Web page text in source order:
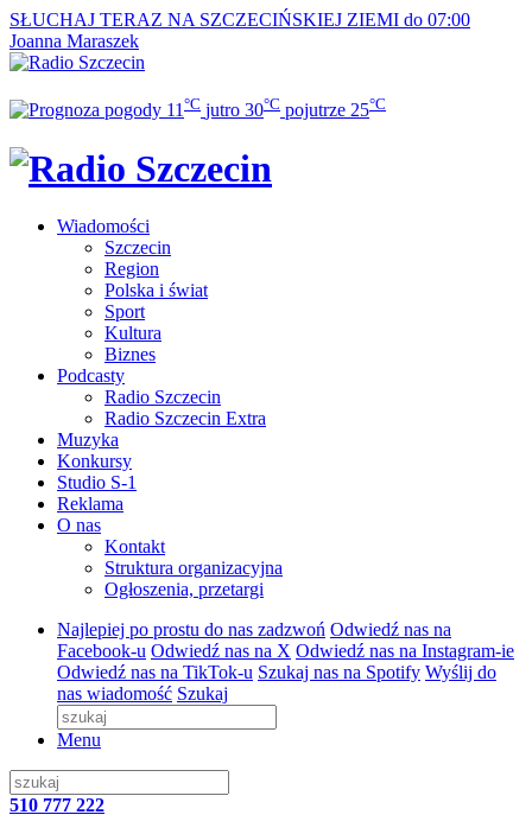
SŁUCHAJ TERAZ NA SZCZECIŃSKIEJ ZIEMI do 07:00
Joanna Maraszek
11 °C jutro 30°C pojutrze 25°C
Wiadomości
Szczecin
Region
Polska i świat
Sport
Kultura
Biznes
Podcasty
Radio Szczecin
Radio Szczecin Extra
Muzyka
Konkursy
Studio S-1
Reklama
O nas
Kontakt
Struktura organizacyjna
Ogłoszenia, przetargi
Najlepiej po prostu do nas zadzwoń Odwiedź nas na
Facebook-u Odwiedź nas na X Odwiedź nas na Instagram-ie
Odwiedź nas na TikTok-u Szukaj nas na Spotify Wyślij do
nas wiadomość Szukaj
Menu
510 777 222